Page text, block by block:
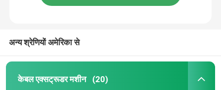
अन्य श्रेणियों अमेरिका से
केबल एक्सट्रूडर मशीन (20)